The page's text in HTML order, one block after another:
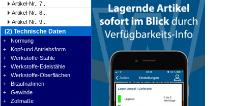
Artikel-Nr.: 7...
Artikel-Nr.: 8...
Artikel-Nr.: 9...
(2) Technische Daten
+ Normung
+ Kopf-und Antriebsform
+ Werkstoffe-Stähle
+ Werkstoffe-Edelstähle
+ Werkstoffe-Oberflächen
+ Bitaufnahmen
+ Gewinde
+ Zollmaße